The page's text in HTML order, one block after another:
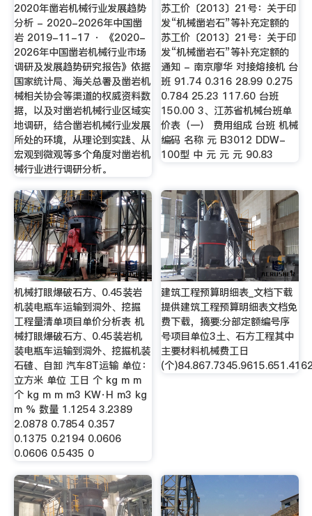
2020年凿岩机械行业发展趋势
分析 - 2020-2026年中国凿
岩 2019-11-17 · 《2020-
2026年中国凿岩机械行业市场
调研及发展趋势研究报告》依据
国家统计局、海关总署及凿岩机
械相关协会等渠道的权威资料数
据，以及对凿岩机械行业区域实
地调研，结合凿岩机械行业发展
所处的环境，从理论到实践、从
宏观到微观等多个角度对凿岩机
械行业进行调研分析。
苏工价〔2013〕21号：关于印
发“机械凿岩石”等补充定额的
苏工价〔2013〕21号：关于印
发“机械凿岩石”等补充定额的
通知 - 南京廖华 对接熔接机 台
班 91.74 0.316 28.99 0.275
0.784 25.23 117.60 台班
150.00 3、江苏省机械台班单
价表（一） 费用组成 台班 机械
编码 名称 元 B3012 DDW-
100型 中 元 元 元 90.83
机械打眼爆破石方、0.45装岩
机装电瓶车运输到洞外、挖掘
工程量清单项目单价分析表 机
械打眼爆破石方、0.45装岩机
装电瓶车运输到洞外、挖掘机装
石碴、自卸 汽车8T运输 单位：
立方米 单位 工日 个 kg m m
个 kg m m m3 KW·H m3 kg
m % 数量 1.1254 3.2389
2.0878 0.7854 0.357
0.1375 0.2194 0.0606
0.0606 0.5435 0
建筑工程预算明细表_文档下载
提供建筑工程预算明细表文档免
费下载，摘要:分部定额编号序
号项目单位3土、石方工程其中
主要材料机械费工日
(个